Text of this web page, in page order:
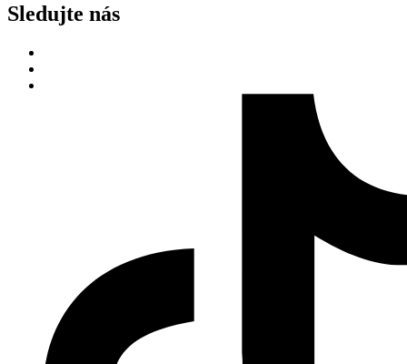
Sledujte nás